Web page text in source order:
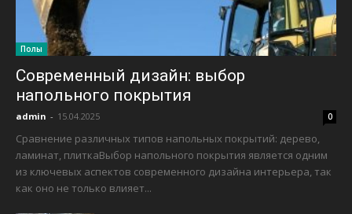
Полы
Современный дизайн: выбор
напольного покрытия
admin - 15.04.2025 0
Сравнение различных типов напольных покрытий: дерево,
ламинат, плиткаВыбор напольного покрытия является одним
из ключевых аспектов современного дизайна интерьера, так
как оно не только влияет...